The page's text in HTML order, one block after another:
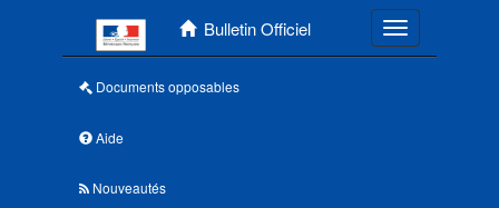
Bulletin Officiel Toggle
Documents opposables
Aide
Nouveautés